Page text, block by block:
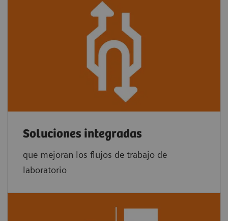
Soluciones integradas
que mejoran los flujos de trabajo de
laboratorio